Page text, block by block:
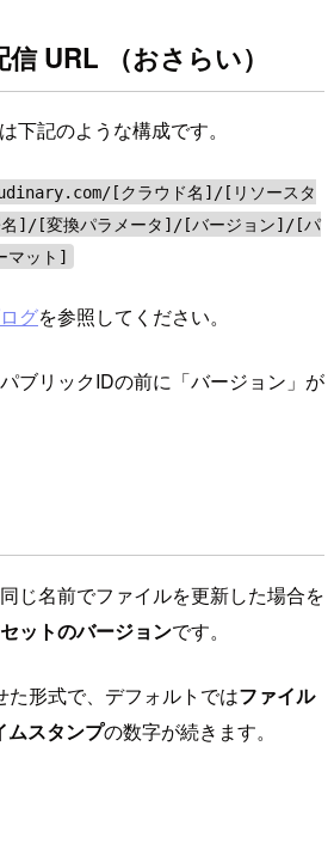
URL （おさらい）
下記のような構成です。
[クラウド名]/[リソースタ
]/[変換パラメータ]/[バージョン]/[パ
マット]
グを参照してください。
ブリックIDの前に「バージョン」が
じ名前でファイルを更新した場合を
ットのバージョンです。
た形式で、デフォルトではファイル
ムスタンプの数字が続きます。